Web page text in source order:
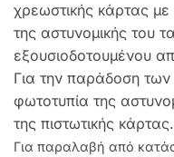
χρεωστικής κάρτας με
της αστυνομικής του
εξουσιοδοτουμένου
Για την παράδοση των
φωτοτυπία της
της πιστωτικής κάρτας.
Για παραλαβή από